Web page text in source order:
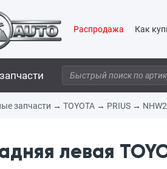
Распродажа Как
запчасти → TOYOTA → PRIUS →
левая